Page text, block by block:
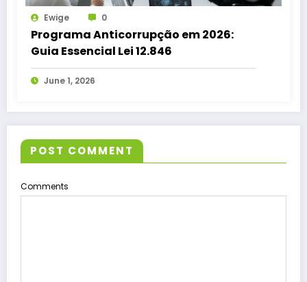
Ewige 0
Programa Anticorrupção em 2026:
Guia Essencial Lei 12.846
June 1, 2026
POST COMMENT
Comments